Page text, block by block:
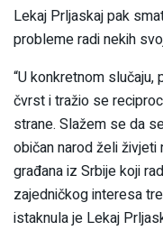
Lekaj Prljaskaj pak
probleme radi nekih
“U konkretnom
čvrst i tražio se
strane. Slažem se da
običan narod želi
građana iz Srbije koji
zajedničkog interesa
istaknula je Lekaj